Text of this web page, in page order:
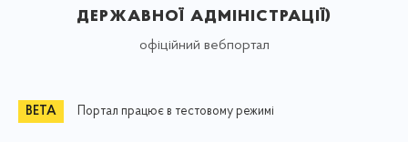
державної адміністрації)
офіційний вебпортал
Портал працює в тестовому режимі